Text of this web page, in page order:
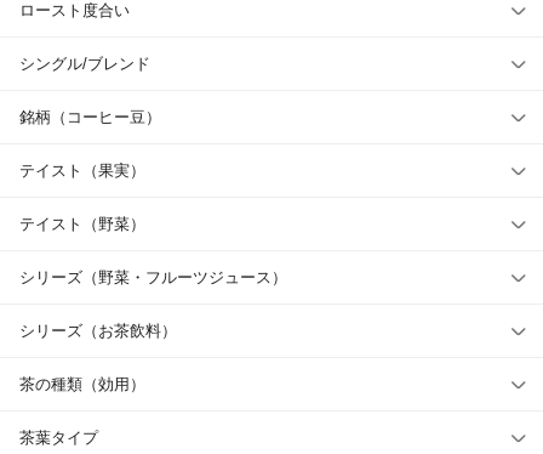
ロースト度合い
シングル/ブレンド
銘柄（コーヒー豆）
テイスト（果実）
テイスト（野菜）
シリーズ（野菜・フルーツジュース）
シリーズ（お茶飲料）
茶の種類（効用）
茶葉タイプ